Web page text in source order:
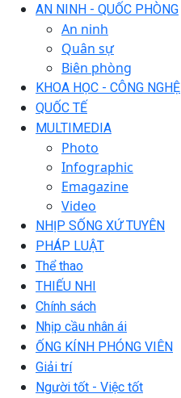
AN NINH - QUỐC PHÒNG
An ninh
Quân sự
Biên phòng
KHOA HỌC - CÔNG NGHỆ
QUỐC TẾ
MULTIMEDIA
Photo
Infographic
Emagazine
Video
NHỊP SỐNG XỨ TUYÊN
PHÁP LUẬT
Thể thao
THIẾU NHI
Chính sách
Nhịp cầu nhân ái
ỐNG KÍNH PHÓNG VIÊN
Giải trí
Người tốt - Việc tốt